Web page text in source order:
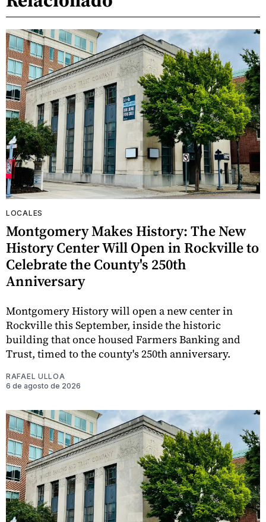
LOCALES
Montgomery Makes History: The New
History Center Will Open in Rockville to
Celebrate the County's 250th
Anniversary
Montgomery History will open a new center in
Rockville this September, inside the historic
building that once housed Farmers Banking and
Trust, timed to the county's 250th anniversary.
RAFAEL ULLOA
6 de agosto de 2026